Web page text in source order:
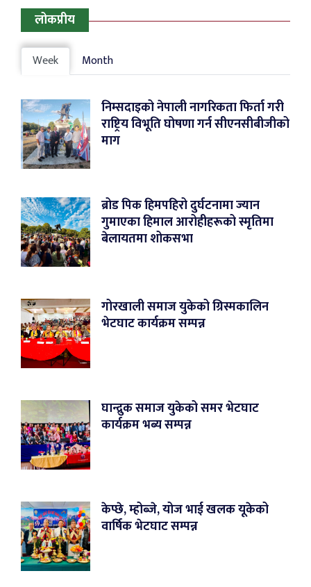
लोकप्रीय
Week Month
निम्सदाइको नेपाली नागरिकता फिर्ता गरी
राष्ट्रिय विभूति घोषणा गर्न सीएनसीबीजीको
माग
ब्रोड पिक हिमपहिरो दुर्घटनामा ज्यान
गुमाएका हिमाल आरोहीहरूको स्मृतिमा
बेलायतमा शोकसभा
गोरखाली समाज युकेको ग्रिस्मकालिन
भेटघाट कार्यक्रम सम्पन्न
घान्द्रुक समाज युकेको समर भेटघाट
कार्यक्रम भब्य सम्पन्न
केप्छे, म्होब्जे, योज भाई खलक यूकेको
वार्षिक भेटघाट सम्पन्न